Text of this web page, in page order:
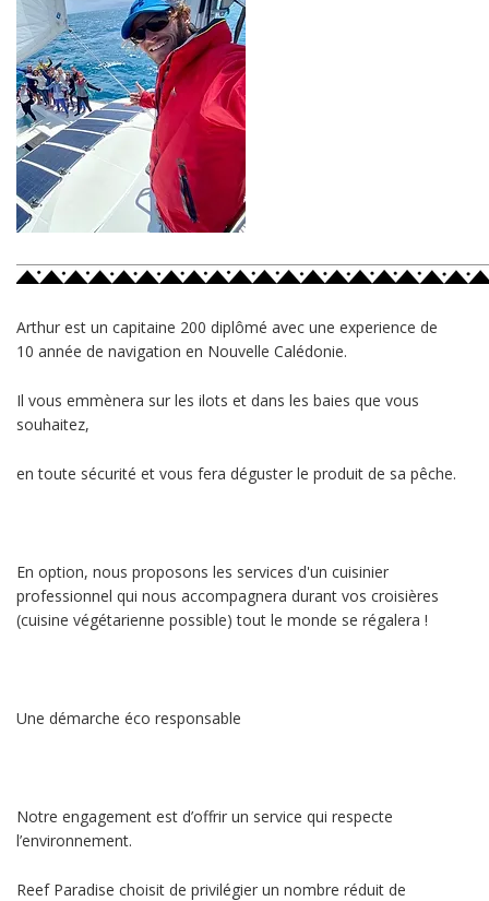
Arthur est un capitaine 200 diplômé avec une experience de
10 année de navigation en Nouvelle Calédonie.
Il vous emmènera sur les ilots et dans les baies que vous
souhaitez,
en toute sécurité et vous fera déguster le produit de sa pêche.
En option, nous proposons les services d'un cuisinier
professionnel qui nous accompagnera durant vos croisières
(cuisine végétarienne possible) tout le monde se régalera !
Une démarche éco responsable
Notre engagement est d’offrir un service qui respecte
l’environnement.
Reef Paradise choisit de privilégier un nombre réduit de